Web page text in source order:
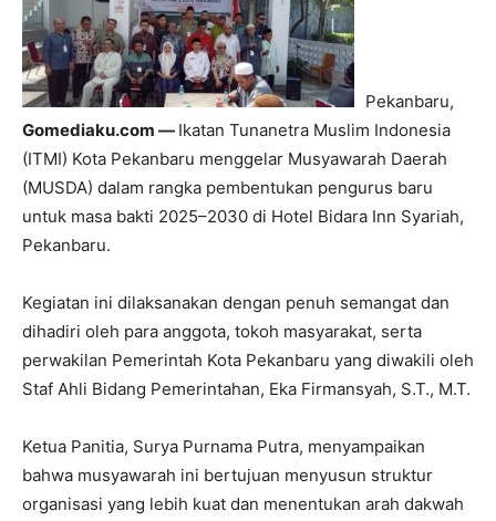
Pekanbaru,
Gomediaku.com — Ikatan Tunanetra Muslim Indonesia
(ITMI) Kota Pekanbaru menggelar Musyawarah Daerah
(MUSDA) dalam rangka pembentukan pengurus baru
untuk masa bakti 2025–2030 di Hotel Bidara Inn Syariah,
Pekanbaru.
Kegiatan ini dilaksanakan dengan penuh semangat dan
dihadiri oleh para anggota, tokoh masyarakat, serta
perwakilan Pemerintah Kota Pekanbaru yang diwakili oleh
Staf Ahli Bidang Pemerintahan, Eka Firmansyah, S.T., M.T.
Ketua Panitia, Surya Purnama Putra, menyampaikan
bahwa musyawarah ini bertujuan menyusun struktur
organisasi yang lebih kuat dan menentukan arah dakwah